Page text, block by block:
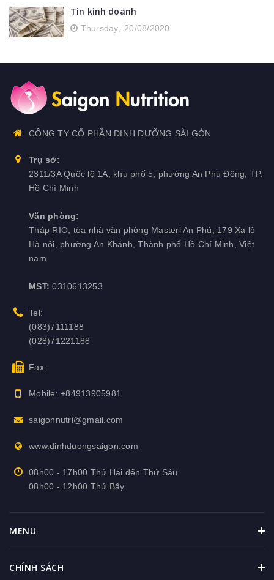
Tin kinh doanh
Thursday, 20/08/2020
CÔNG TY CỔ PHẦN DINH DƯỠNG SÀI GÒN
Trụ sở:
2311/3A Quốc lộ 1A, khu phố 5, phường An Phú Đông, TP.
Hồ Chí Minh
Văn phòng:
Tháp RIO, tòa nhà văn phòng Masteri An Phú, 179 Xa lộ
Hà nội, phường An Khánh, Thành phố Hồ Chí Minh, Việt
nam
MST: 0310613253
Tel:
(083)7111188
(028)71221188
Fax:
Mobile: +84913905981
saigonnutri@gmail.com
www.dinhduongsaigon.com
08h00 - 17h00 Thứ Hai đến Thứ Sáu
08h00 - 12h00 Thứ Bẩy
MENU
CHÍNH SÁCH